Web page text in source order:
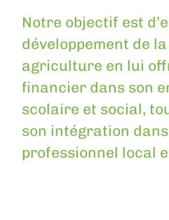
Notre objectif est
développement de
agriculture en lui
financier dans son
scolaire et social,
son intégration
professionnel local